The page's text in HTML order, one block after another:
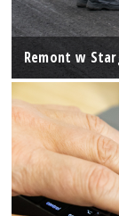
Remont w